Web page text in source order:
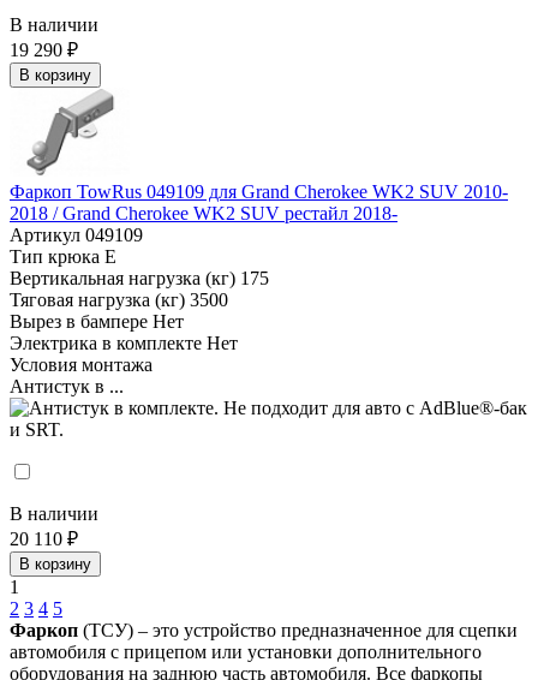
В наличии
19 290 ₽
В корзину
Фаркоп TowRus 049109 для Grand Cherokee WK2 SUV 2010-
2018 / Grand Cherokee WK2 SUV рестайл 2018-
Артикул 049109
Тип крюка E
Вертикальная нагрузка (кг) 175
Тяговая нагрузка (кг) 3500
Вырез в бампере Нет
Электрика в комплекте Нет
Условия монтажа
Антистук в ...
В наличии
20 110 ₽
В корзину
1
2 3 4 5
Фаркоп (ТСУ) – это устройство предназначенное для сцепки
автомобиля с прицепом или установки дополнительного
оборудования на заднюю часть автомобиля. Все фаркопы